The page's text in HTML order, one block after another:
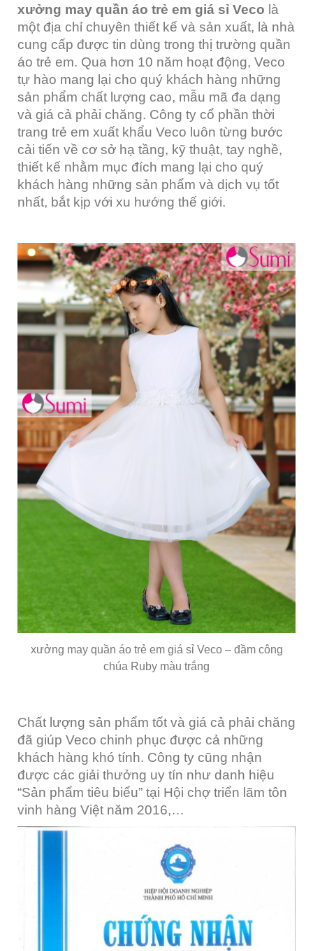
xưởng may quần áo trẻ em giá sỉ Veco là
một địa chỉ chuyên thiết kế và sản xuất, là nhà
cung cấp được tin dùng trong thị trường quần
áo trẻ em. Qua hơn 10 năm hoạt động, Veco
tự hào mang lại cho quý khách hàng những
sản phẩm chất lượng cao, mẫu mã đa dạng
và giá cả phải chăng. Công ty cổ phần thời
trang trẻ em xuất khẩu Veco luôn từng bước
cải tiến về cơ sở hạ tầng, kỹ thuật, tay nghề,
thiết kế nhằm mục đích mang lại cho quý
khách hàng những sản phẩm và dịch vụ tốt
nhất, bắt kịp với xu hướng thế giới.
xưởng may quần áo trẻ em giá sỉ Veco – đầm công
chúa Ruby màu trắng
Chất lượng sản phẩm tốt và giá cả phải chăng
đã giúp Veco chinh phục được cả những
khách hàng khó tính. Công ty cũng nhận
được các giải thưởng uy tín như danh hiệu
“Sản phẩm tiêu biểu” tại Hội chợ triển lãm tôn
vinh hàng Việt năm 2016,…